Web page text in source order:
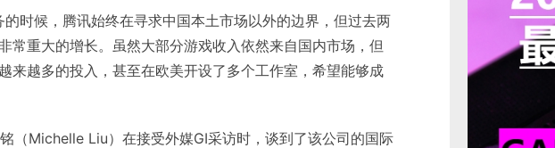
时候，腾讯始终在寻求中国本土市场以外的边界，但过去两
常重大的增长。虽然大部分游戏收入依然来自国内市场，但
来越多的投入，甚至在欧美开设了多个工作室，希望能够成
（Michelle Liu）在接受外媒GI采访时，谈到了该公司的国际